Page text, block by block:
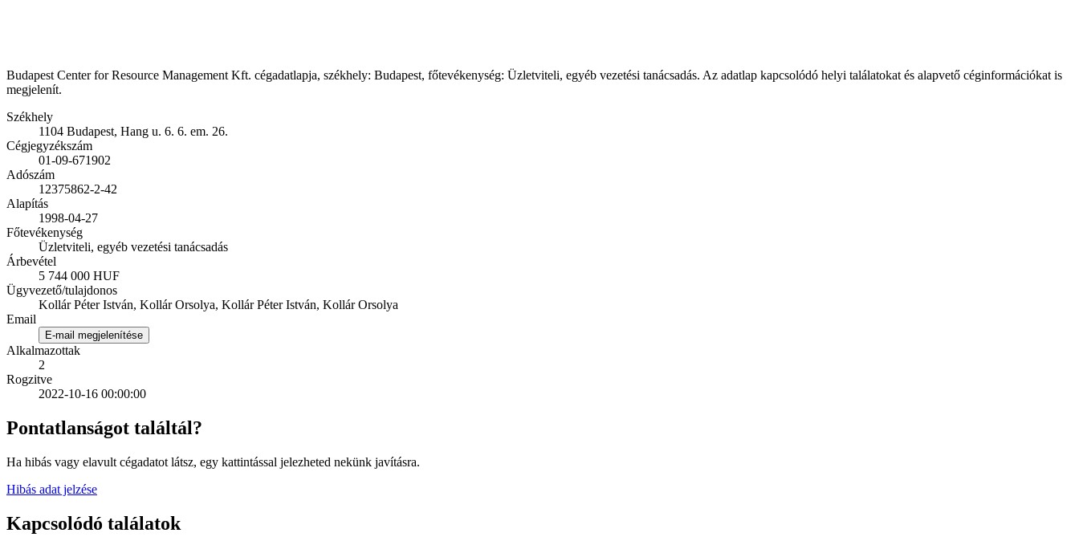
Budapest Center for Resource Management Kft. cégadatlapja, székhely: Budapest, főtevékenység: Üzletviteli, egyéb vezetési tanácsadás. Az adatlap kapcsolódó helyi találatokat és alapvető céginformációkat is
megjelenít.
Székhely
1104 Budapest, Hang u. 6. 6. em. 26.
Cégjegyzékszám
01-09-671902
Adószám
12375862-2-42
Alapítás
1998-04-27
Főtevékenység
Üzletviteli, egyéb vezetési tanácsadás
Árbevétel
5 744 000 HUF
Ügyvezető/tulajdonos
Kollár Péter István, Kollár Orsolya, Kollár Péter István, Kollár Orsolya
Email
E-mail megjelenítése
Alkalmazottak
2
Rogzitve
2022-10-16 00:00:00
Pontatlanságot találtál?
Ha hibás vagy elavult cégadatot látsz, egy kattintással jelezheted nekünk javításra.
Hibás adat jelzése
Kapcsolódó találatok